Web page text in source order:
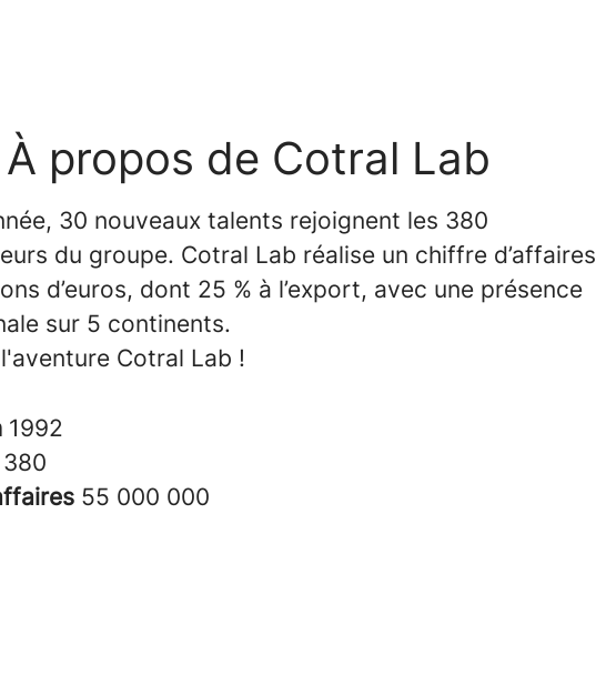
À propos de Cotral Lab
30 nouveaux talents rejoignent les 380
du groupe. Cotral Lab réalise un chiffre d’affaires
d’euros, dont 25 % à l’export, avec une présence
sur 5 continents.
Cotral Lab !
1992
380
55 000 000